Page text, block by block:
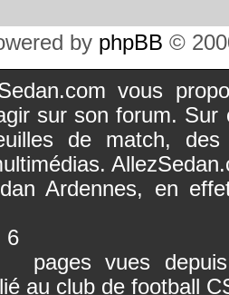
by phpBB ©
vous
sur son forum.
de match, des
Ardennes, en
pages vues
au club de football